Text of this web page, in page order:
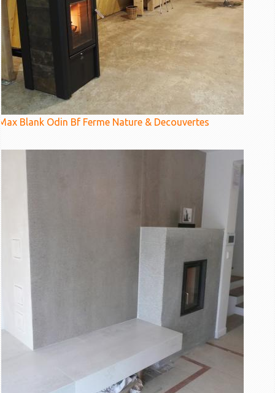
Blank Odin Bf Ferme Nature & Decouvertes